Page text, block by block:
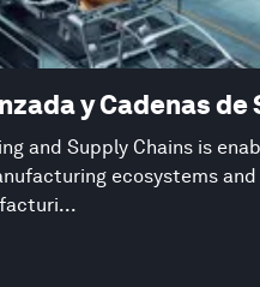
y Cadenas
and Supply Chains is
ecosystems